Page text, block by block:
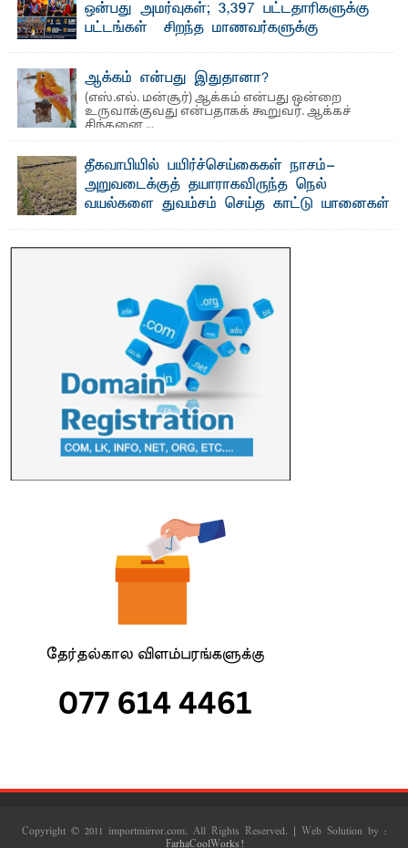
பீடத்தின் புவியியல் துறையினால் ...
ஒன்பது அமர்வுகள்; 3,397 பட்டதாரிகளுக்கு
பட்டங்கள் – சிறந்த மாணவர்களுக்கு
தங்கப்பதக்கங்கள், நினைவுப் பதக்கங்கள்
மற்றும் சிறப்புப் பரிசுகள்
எம்.வை. அமீர்- ஒ லுவிலில் அமைந்துள்ள தென்கிழக்குப்
பல்கலைக்கழகத்தின் 18ஆவது பொதுப் பட்டமளிப்பு விழா ...
ஆக்கம் என்பது இதுதானா?
(எஸ்.எல். மன்சூர்) ஆக்கம் என்பது ஒன்றை
உருவாக்குவது என்பதாகக் கூறுவர். ஆக்கச்
சிந்தனை ...
தீகவாபியில் பயிர்ச்செய்கைகள் நாசம்-
அறுவடைக்குத் தயாராகவிருந்த நெல்
வயல்களை துவம்சம் செய்த காட்டு யானைகள்
காணப்பட்ட பல ...
Copyright © 2011 importmirror.com. All Rights Reserved. | Web Solution by :
FarhaCoolWorks!